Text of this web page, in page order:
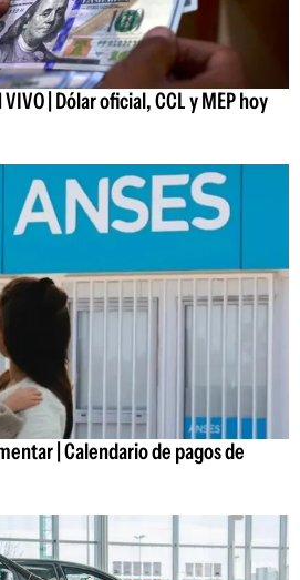
| Dólar oficial, CCL y MEP hoy
| Calendario de pagos de